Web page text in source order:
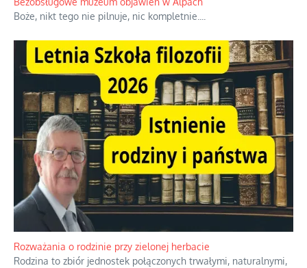
Boże, nikt tego nie pilnuje, nic kompletnie.
Rozważania o rodzinie przy zielonej herbacie
Rodzina to zbiór jednostek połączonych trwałymi, naturalnymi,